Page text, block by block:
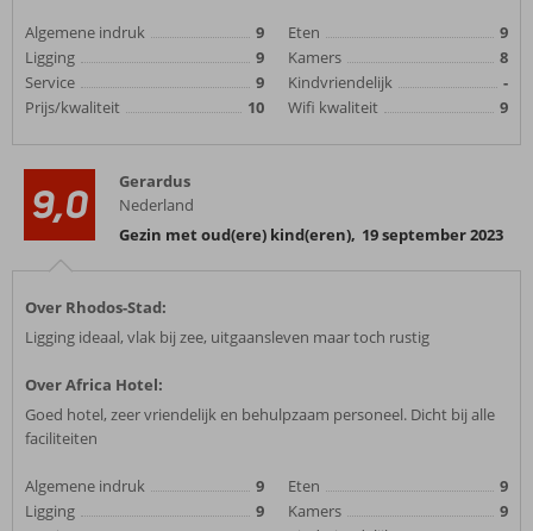
Algemene indruk
9
Ligging
9
Service
9
Prijs/kwaliteit
10
Eten
9
Kamers
8
Kindvriendelijk
-
Wifi kwaliteit
9
9,0
Gerardus
Nederland
Gezin met oud(ere) kind(eren), 19 september 2023
Over Rhodos-Stad:
Ligging ideaal, vlak bij zee, uitgaansleven maar toch rustig
Over Africa Hotel:
Goed hotel, zeer vriendelijk en behulpzaam personeel. Dicht bij alle
faciliteiten
Algemene indruk
9
Ligging
9
Eten
9
Kamers
9